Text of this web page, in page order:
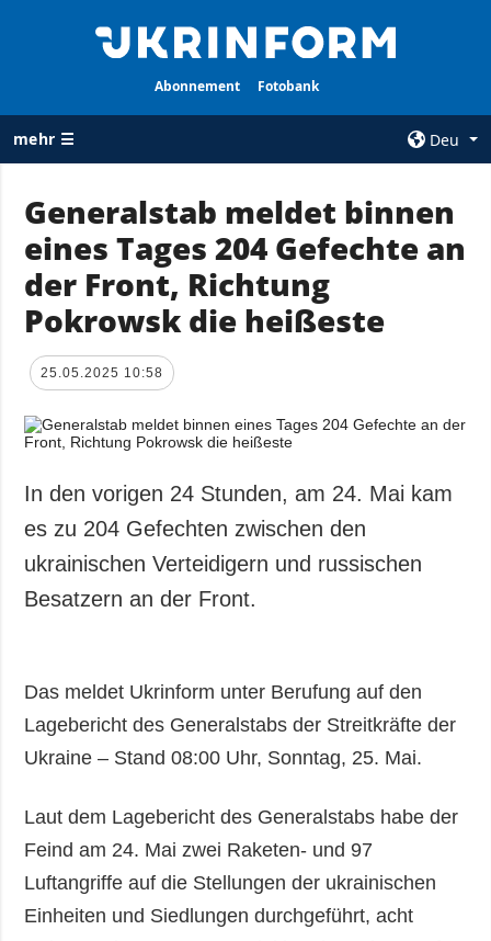
Abonnement Fotobank
mehr ☰
Deu
ALLE
RUBRIKEN
Krieg
Wiederaufbau
der Ukraine
Politik
Wirtschaft
Gesellschaft und
Kultur
Sport
Kriminalität
AGENTUR
Über uns
Kontakte
und zum Schutz
ZUSÄTZLICH
Veröffentlichungen
Interview
Fotos
Video
LEISTUNGEN
Abonnement
Fotobank
Generalstab meldet binnen
eines Tages 204 Gefechte an
der Front, Richtung
Pokrowsk die heißeste
25.05.2025 10:58
In den vorigen 24 Stunden, am 24. Mai kam
es zu 204 Gefechten zwischen den
ukrainischen Verteidigern und russischen
Besatzern an der Front.
Das meldet Ukrinform unter Berufung auf den
Lagebericht des Generalstabs der Streitkräfte der
Ukraine – Stand 08:00 Uhr, Sonntag, 25. Mai.
Laut dem Lagebericht des Generalstabs habe der
Feind am 24. Mai zwei Raketen- und 97
Luftangriffe auf die Stellungen der ukrainischen
Einheiten und Siedlungen durchgeführt, acht